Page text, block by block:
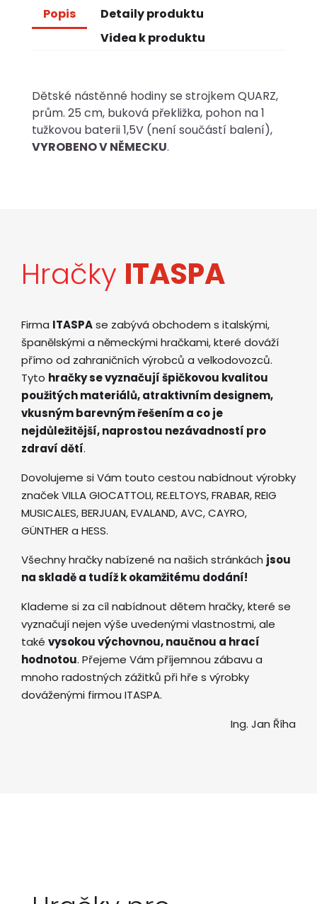
Popis
Detaily produktu
Videa k produktu
Dětské nástěnné hodiny se strojkem QUARZ,
prům. 25 cm, buková překližka, pohon na 1
tužkovou baterii 1,5V (není součástí balení),
VYROBENO V NĚMECKU.
Hračky ITASPA
Firma ITASPAse zabývá obchodem s italskými,
španělskými a německými hračkami, které dováží
přímo od zahraničních výrobců a velkodovozců.
Tyto hračky se vyznačují špičkovou kvalitou
použitých materiálů, atraktivním designem,
vkusným barevným řešením a co je
nejdůležitější, naprostou nezávadností pro
zdraví dětí.
Dovolujeme si Vám touto cestou nabídnout výrobky
značek VILLA GIOCATTOLI, RE.ELTOYS, FRABAR, REIG
MUSICALES, BERJUAN, EVALAND, AVC, CAYRO,
GÜNTHER a HESS.
Všechny hračky nabízené na našich stránkách jsou
na skladě a tudíž k okamžitému dodání!
Klademe si za cíl nabídnout dětem hračky, které se
vyznačují nejen výše uvedenými vlastnostmi, ale
také vysokou výchovnou, naučnou a hrací
hodnotou. Přejeme Vám příjemnou zábavu a
mnoho radostných zážitků při hře s výrobky
dováženými firmou ITASPA.
Ing. Jan Říha